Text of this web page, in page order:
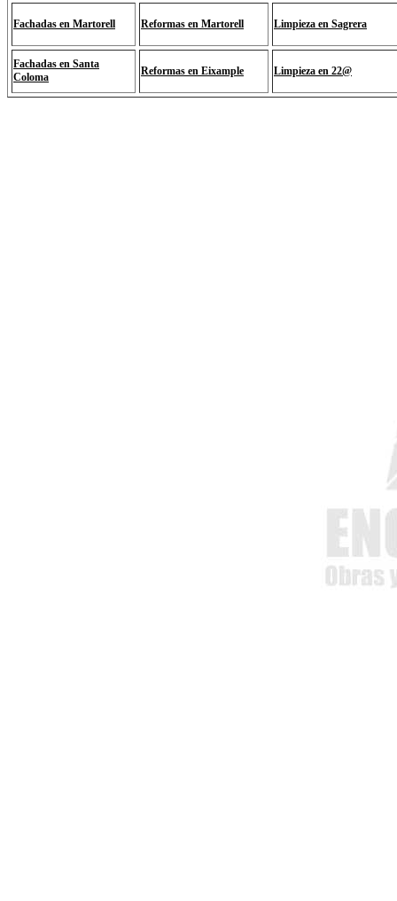
Fachadas en Martorell Reformas en Martorell Limpieza en Sagrera
Fachadas en Santa
Coloma
Reformas en Eixample Limpieza en 22@